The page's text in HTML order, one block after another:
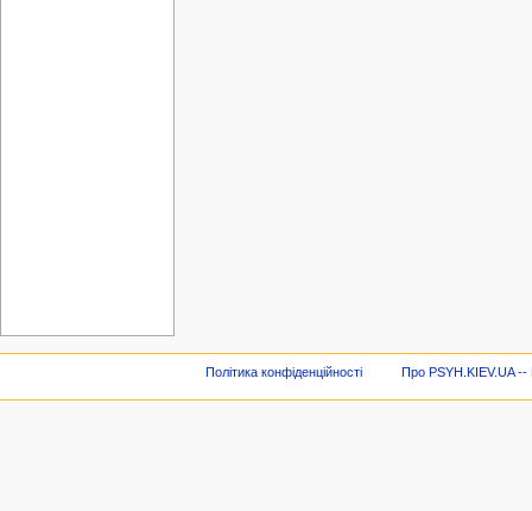
Політика конфіденційності Про PSYH.KIEV.UA --